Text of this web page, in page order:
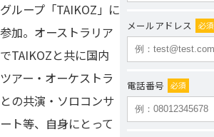
グループ「TAIKOZ」に
参加。オーストラリア
でTAIKOZと共に国内
ツアー・オーケストラ
との共演・ソロコンサ
ート等、自身にとって
メールアドレス 必須
電話番号 必須